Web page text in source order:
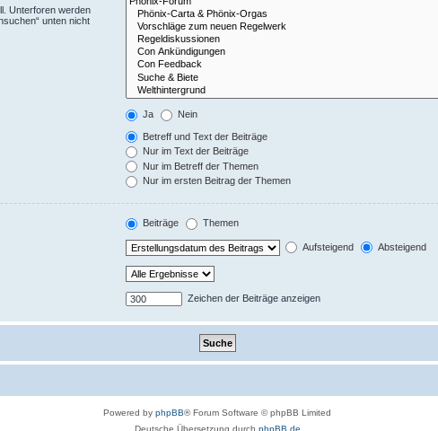
Unterforen werden
unten nicht
Ja Nein
Betreff und Text der Beiträge
Nur im Text der Beiträge
Nur im Betreff der Themen
Nur im ersten Beitrag der Themen
Beiträge Themen
Aufsteigend Absteigend
Zeichen der Beiträge anzeigen
Powered by phpBB® Forum Software © phpBB Limited
Deutsche Übersetzung durch phpBB.de